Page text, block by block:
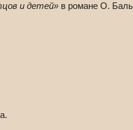
и детей» в романе О.